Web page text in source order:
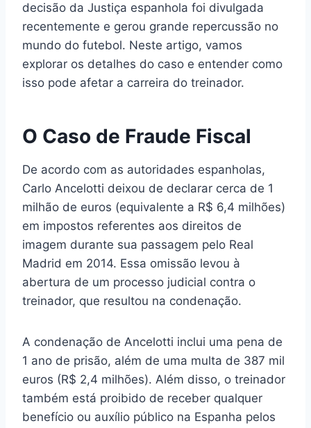
decisão da Justiça espanhola foi divulgada
recentemente e gerou grande repercussão no
mundo do futebol. Neste artigo, vamos
explorar os detalhes do caso e entender como
isso pode afetar a carreira do treinador.
O Caso de Fraude Fiscal
De acordo com as autoridades espanholas,
Carlo Ancelotti deixou de declarar cerca de 1
milhão de euros (equivalente a R$ 6,4 milhões)
em impostos referentes aos direitos de
imagem durante sua passagem pelo Real
Madrid em 2014. Essa omissão levou à
abertura de um processo judicial contra o
treinador, que resultou na condenação.
A condenação de Ancelotti inclui uma pena de
1 ano de prisão, além de uma multa de 387 mil
euros (R$ 2,4 milhões). Além disso, o treinador
também está proibido de receber qualquer
benefício ou auxílio público na Espanha pelos